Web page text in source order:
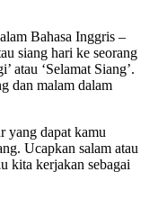
Bahasa Inggris –
siang hari ke seorang
atau ‘Selamat Siang’.
dan malam dalam
yang dapat kamu
Ucapkan salam atau
kita kerjakan sebagai